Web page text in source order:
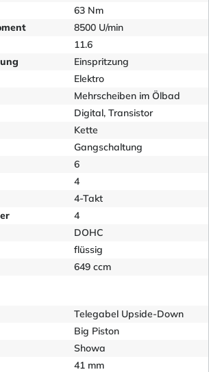
63 Nm
8500 U/min
11.6
Einspritzung
Elektro
Mehrscheiben im Ölbad
Digital, Transistor
Kette
Gangschaltung
6
4
4-Takt
4
DOHC
flüssig
649 ccm
Telegabel Upside-Down
Big Piston
Showa
41 mm